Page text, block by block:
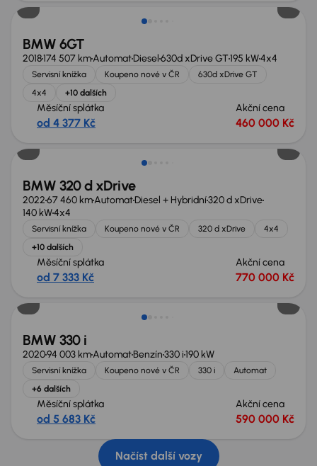
BMW 6GT
2018174 507 kmAutomatDiesel630d xDrive GT195 kW4x4
Servisní knížka Koupeno nové v ČR
630d xDrive GT
4x4
+10 dalších
Měsíční splátka
od 4 377 Kč
Akční cena
460 000 Kč
Možnost odpočtu DPH
BMW 320 d xDrive
202267 460 kmAutomatDiesel + Hybridní320 d xDrive
140 kW4x4
Servisní knížka Koupeno nové v ČR 320 d xDrive
4x4
+10 dalších
Měsíční splátka
od 7 333 Kč
Akční cena
770 000 Kč
Zlevněno o 40 000 Kč
BMW 330 i
202094 003 kmAutomatBenzín330 i190 kW
Servisní knížka Koupeno nové v ČR 330 i
Automat
+6 dalších
Měsíční splátka
od 5 683 Kč
Akční cena
590 000 Kč
Načíst další vozy